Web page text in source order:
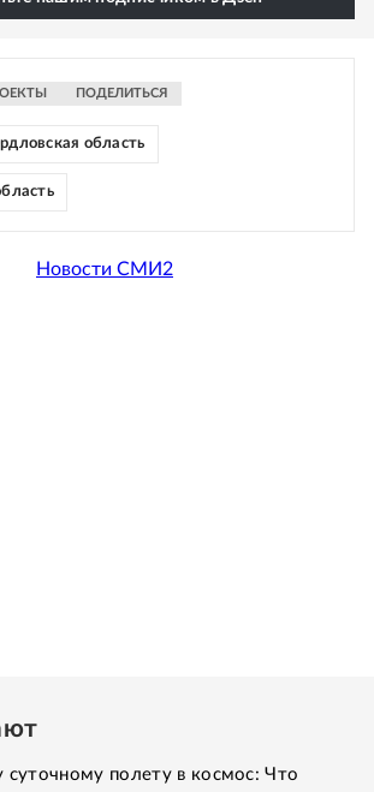
ПОДЕЛИТЬСЯ
область
Новости СМИ2
суточному полету в космос: Что